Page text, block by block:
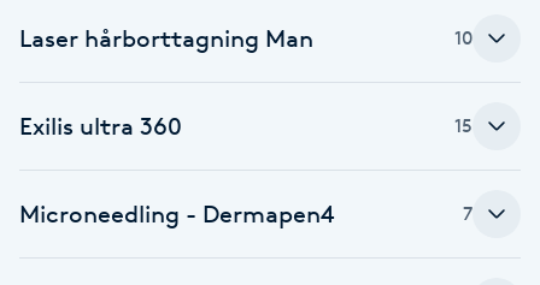
Fransförlängning Megavolym
Fransk manikyr
Laser hårborttagning Man 10
Exilis ultra 360 15
Microneedling - Dermapen4 7